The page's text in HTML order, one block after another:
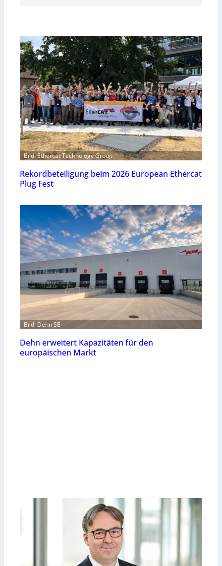
Bild: Ethercat Technology Group
Rekordbeteiligung beim 2026 European Ethercat
Plug Fest
Bild: Dehn SE
Dehn erweitert Kapazitäten für den
europäischen Markt